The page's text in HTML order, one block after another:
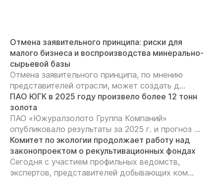
Отмена заявительного принципа: риски для
малого бизнеса и воспроизводства минерально-
сырьевой базы
Отмена заявительного принципа, по мнению
представителей отрасли, может создать д...
ПАО ЮГК в 2025 году произвело более 12 тонн
золота
ПАО «Южуралзолото Группа Компаний»
опубликовало результаты за 2025 г. и прогноз ...
Комитет по экологии продолжает работу над
законопроектом о рекультивационных фондах
Сегодня с участием профильных ведомств,
экспертов, представителей добывающих ком...